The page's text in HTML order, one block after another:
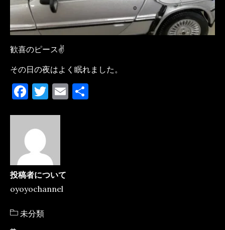
歓喜のピース✌️
その日の夜はよく眠れました。
F
c
b
o
o
T
r
E
投稿者について
oyoyochannel
カ
テ
未分類